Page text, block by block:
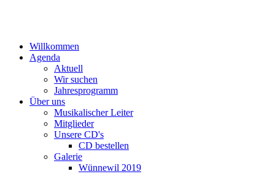
Willkommen
Agenda
Aktuell
Wir suchen
Jahresprogramm
Über uns
Musikalischer Leiter
Mitglieder
Unsere CD's
CD bestellen
Galerie
Wünnewil 2019